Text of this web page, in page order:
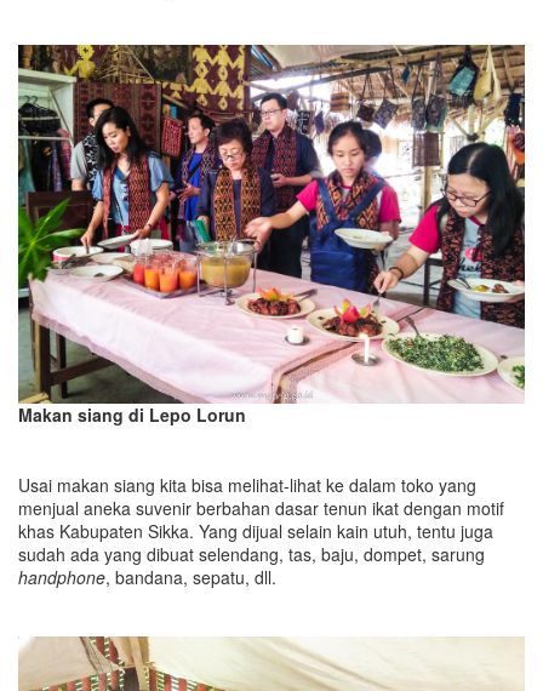
Makan siang di Lepo Lorun
Usai makan siang kita bisa melihat-lihat ke dalam toko yang
menjual aneka suvenir berbahan dasar tenun ikat dengan motif
khas Kabupaten Sikka. Yang dijual selain kain utuh, tentu juga
sudah ada yang dibuat selendang, tas, baju, dompet, sarung
handphone, bandana, sepatu, dll.